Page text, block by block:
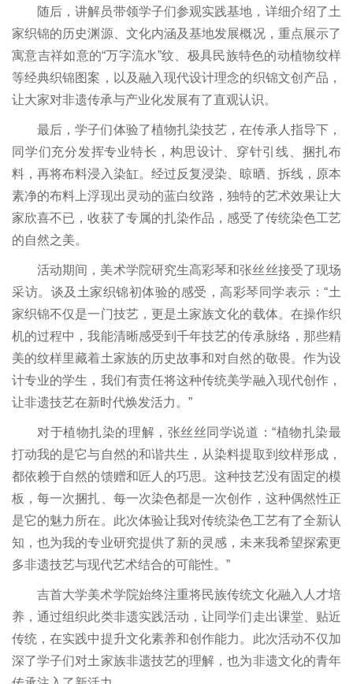
随后，讲解员带领学子们参观实践基地，详细介绍了土
家织锦的历史渊源、文化内涵及基地发展概况，重点展示了
寓意吉祥如意的“万字流水”纹、极具民族特色的动植物纹样
等经典织锦图案，以及融入现代设计理念的织锦文创产品，
让大家对非遗传承与产业化发展有了直观认识。
最后，学子们体验了植物扎染技艺，在传承人指导下，
同学们充分发挥专业特长，构思设计、穿针引线、捆扎布
料，再将布料浸入染缸。经过反复浸染、晾晒、拆线，原本
素净的布料上浮现出灵动的蓝白纹路，独特的艺术效果让大
家欣喜不已，收获了专属的扎染作品，感受了传统染色工艺
的自然之美。
活动期间，美术学院研究生高彩琴和张丝丝接受了现场
采访。谈及土家织锦初体验的感受，高彩琴同学表示：“土
家织锦不仅是一门技艺，更是土家族文化的载体。在操作织
机的过程中，我能清晰感受到千年技艺的传承脉络，那些精
美的纹样里藏着土家族的历史故事和对自然的敬畏。作为设
计专业的学生，我们有责任将这种传统美学融入现代创作，
让非遗技艺在新时代焕发活力。”
对于植物扎染的理解，张丝丝同学说道：“植物扎染最
打动我的是它与自然的和谐共生，从染料提取到纹样形成，
都依赖于自然的馈赠和匠人的巧思。这种技艺没有固定的模
板，每一次捆扎、每一次染色都是一次创作，这种偶然性正
是它的魅力所在。此次体验让我对传统染色工艺有了全新认
知，也为我的专业研究提供了新的灵感，未来我希望探索更
多非遗技艺与现代艺术结合的可能性。”
吉首大学美术学院始终注重将民族传统文化融入人才培
养，通过组织此类非遗实践活动，让同学们走出课堂、贴近
传统，在实践中提升文化素养和创作能力。此次活动不仅加
深了学子们对土家族非遗技艺的理解，也为非遗文化的青年